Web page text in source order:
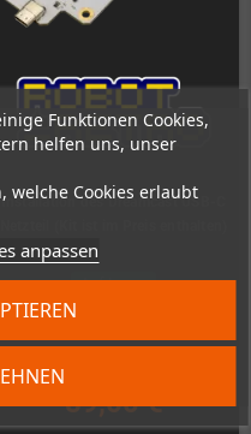
Funktionen Cookies,
helfen uns, unser
welche Cookies erlaubt
anpassen
Installation des Dreamcast USB-C
Auf Lager
89,00 €